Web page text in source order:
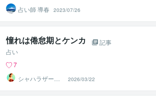
占い師 導春
2023/07/26
憧れは倦怠期とケンカ
記事
占い
7
シャハラザード
沙織
2026/03/22